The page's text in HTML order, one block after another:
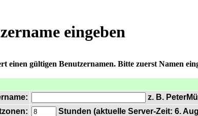
eingeben
einen gültigen Benutzernamen. Bitte zuerst Namen
z. B.
Stunden (aktuelle Server-Zeit: 6.